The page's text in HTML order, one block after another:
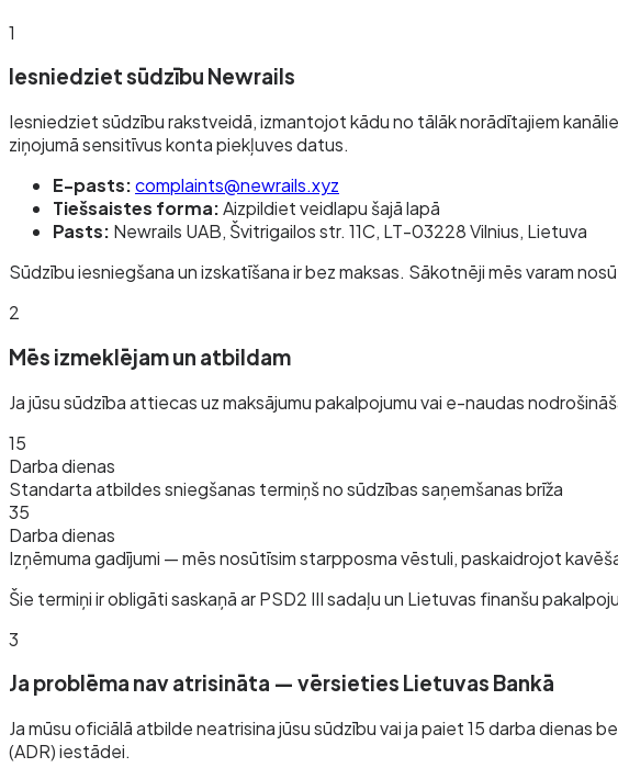
1
Iesniedziet sūdzību Newrails
Iesniedziet sūdzību rakstveidā, izmantojot kādu no tālāk norādītajiem
ziņojumā sensitīvus konta piekļuves datus.
E-pasts:complaints@newrails.xyz
Tiešsaistes forma:Aizpildiet veidlapu šajā lapā
Pasts: Newrails UAB, Švitrigailos str. 11C, LT-03228 Vilnius, Lietuva
Sūdzību iesniegšana un izskatīšana ir bez maksas. Sākotnēji mēs varam
2
Mēs izmeklējam un atbildam
Ja jūsu sūdzība attiecas uz maksājumu pakalpojumu vai e-naudas
15
Darba dienas
Standarta atbildes sniegšanas termiņš no sūdzības saņemšanas brīža
35
Darba dienas
Izņēmuma gadījumi — mēs nosūtīsim starpposma vēstuli, paskaidrojot
Šie termiņi ir obligāti saskaņā ar PSD2 III sadaļu un Lietuvas finanšu
3
Ja problēma nav atrisināta — vērsieties Lietuvas Bankā
Ja mūsu oficiālā atbilde neatrisina jūsu sūdzību vai ja paiet 15 darba dienas
(ADR) iestādei.